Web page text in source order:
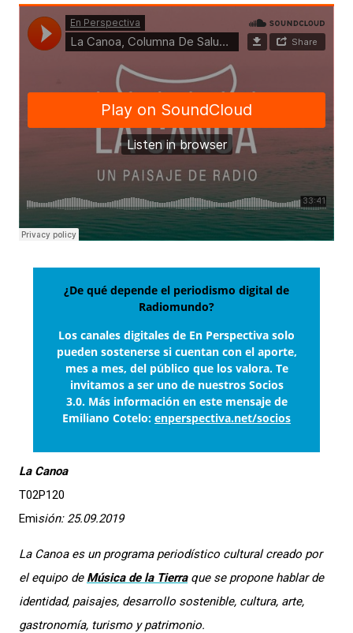
¿De qué depende el periodismo digital de
Radiomundo?
Los canales digitales de En Perspectiva solo
pueden sostenerse si cuentan con el aporte,
mes a mes, del público que los valora. Te
invitamos a ser uno de nuestros Socios
3.0. Más información en este mensaje de
Emiliano Cotelo: enperspectiva.net/socios
La Canoa
T02P120
Emisión: 25.09.2019
La Canoaes un programa periodístico cultural creado por
el equipo de Música de la Tierraque se propone hablar de
identidad, paisajes, desarrollo sostenible, cultura, arte,
gastronomía, turismo y patrimonio.